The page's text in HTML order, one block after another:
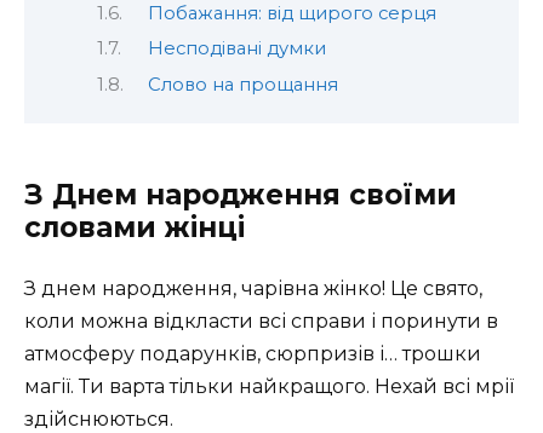
Побажання: від щирого серця
Несподівані думки
Слово на прощання
З Днем народження своїми
словами жінці
З днем народження, чарівна жінко! Це свято,
коли можна відкласти всі справи і поринути в
атмосферу подарунків, сюрпризів і… трошки
магії. Ти варта тільки найкращого. Нехай всі мрії
здійснюються.